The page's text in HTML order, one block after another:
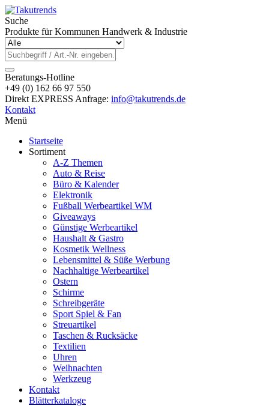
Suche
Produkte für Kommunen Handwerk & Industrie
Beratungs-Hotline
+49 (0) 162 66 97 550
Direkt EXPRESS Anfrage: info@takutrends.de
Kontakt
Menü
Startseite
Sortiment
A-Z Themen
Auto & Reise
Büro & Kalender
Elektronik
Fußball Werbeartikel WM
Giveaways
Günstige Werbeartikel
Haushalt & Gastro
Kosmetik Wellness
Lebensmittel & Süße Werbung
Nachhaltige Werbeartikel
Ostern
Schirme
Schreibgeräte
Sport Spiel & Fan
Streuartikel
Taschen & Rucksäcke
Textilien
Uhren
Weihnachten
Werkzeug
Kontakt
Blätterkataloge